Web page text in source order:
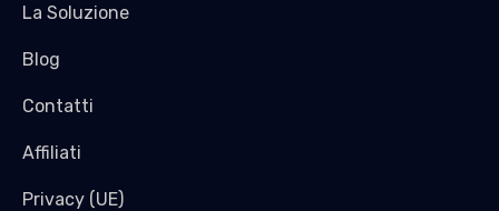
La Soluzione
Blog
Contatti
Affiliati
Privacy (UE)